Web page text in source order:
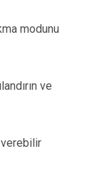
modunu
ve
verebilir